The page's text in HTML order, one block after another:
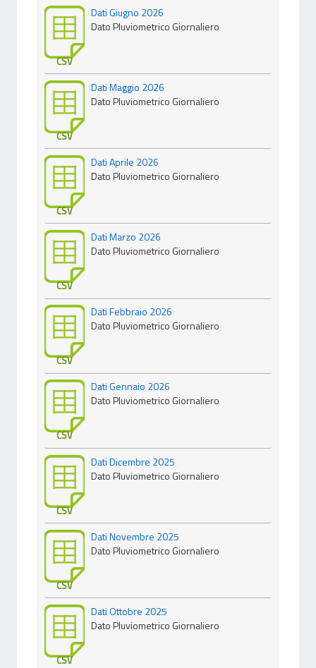
CSV
Dati Giugno 2026
Dato Pluviometrico Giornaliero
CSV
Dati Maggio 2026
Dato Pluviometrico Giornaliero
CSV
Dati Aprile 2026
Dato Pluviometrico Giornaliero
CSV
Dati Marzo 2026
Dato Pluviometrico Giornaliero
CSV
Dati Febbraio 2026
Dato Pluviometrico Giornaliero
CSV
Dati Gennaio 2026
Dato Pluviometrico Giornaliero
CSV
Dati Dicembre 2025
Dato Pluviometrico Giornaliero
CSV
Dati Novembre 2025
Dato Pluviometrico Giornaliero
CSV
Dati Ottobre 2025
Dato Pluviometrico Giornaliero